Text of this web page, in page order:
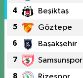
4 Beşiktaş
5 Göztepe
6 Başakşehir
7 Samsunspor
8